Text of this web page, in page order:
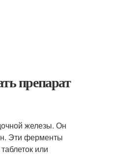
препарат
железы. Он
Эти ферменты
или